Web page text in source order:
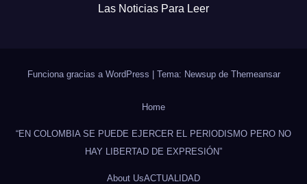
Las Noticias Para Leer
Funciona gracias a WordPress Tema: Newsup de Themeansar
Home
“EN COLOMBIA SE PUEDE EJERCER EL PERIODISMO PERO NO
HAY LIBERTAD DE EXPRESIÓN”
About UsACTUALIDAD